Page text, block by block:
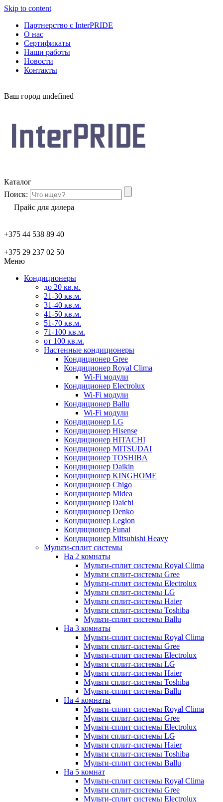
Skip to content
Партнерство с InterPRIDE
О нас
Сертификаты
Наши работы
Новости
Контакты
Ваш город undefined
Каталог
Поиск:
Прайс для дилера
+375 44 538 89 40
+375 29 237 02 50
Меню
Кондиционеры
до 20 кв.м.
21-30 кв.м.
31-40 кв.м.
41-50 кв.м.
51-70 кв.м.
71-100 кв.м.
от 100 кв.м.
Настенные кондиционеры
Кондиционер Gree
Кондиционер Royal Clima
Wi-Fi модули
Кондиционер Electrolux
Wi-Fi модули
Кондиционер Ballu
Wi-Fi модули
Кондиционер LG
Кондиционер Hisense
Кондиционер HITACHI
Кондиционер MITSUDAI
Кондиционер TOSHIBA
Кондиционер Daikin
Кондиционер KINGHOME
Кондиционер Chigo
Кондиционер Midea
Кондиционер Daichi
Кондиционер Denko
Кондиционер Legion
Кондиционер Funai
Кондиционер Mitsubishi Heavy
Мульти-сплит системы
На 2 комнаты
Мульти-сплит системы Royal Clima
Мульти сплит-системы Gree
Мульти-сплит системы Electrolux
Мульти сплит-системы LG
Мульти сплит-системы Haier
Мульти сплит-системы Toshiba
Мульти-сплит системы Ballu
На 3 комнаты
Мульти-сплит системы Royal Clima
Мульти сплит-системы Gree
Мульти-сплит системы Electrolux
Мульти сплит-системы LG
Мульти сплит-системы Haier
Мульти сплит-системы Toshiba
Мульти-сплит системы Ballu
На 4 комнаты
Мульти-сплит системы Royal Clima
Мульти сплит-системы Gree
Мульти-сплит системы Electrolux
Мульти сплит-системы LG
Мульти сплит-системы Haier
Мульти сплит-системы Toshiba
Мульти-сплит системы Ballu
На 5 комнат
Мульти-сплит системы Royal Clima
Мульти сплит-системы Gree
Мульти-сплит системы Electrolux